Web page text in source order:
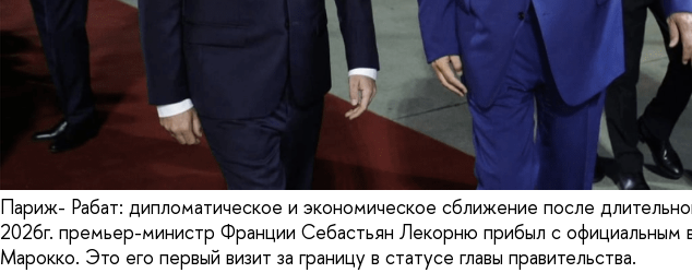
Париж- Рабат: дипломатическое и экономическое сближение после
2026г. премьер-министр Франции Себастьян Лекорню прибыл с официальным
Марокко. Это его первый визит за границу в статусе главы правительства.